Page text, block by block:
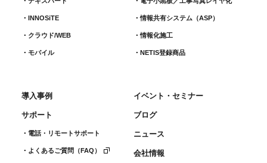
INNOSiTE
クラウド/WEB
モバイル
情報共有システム（ASP）
情報化施工
NETIS登録商品
導入事例
サポート
電話・リモートサポート
よくあるご質問（FAQ）
イベント・セミナー
ブログ
ニュース
会社情報